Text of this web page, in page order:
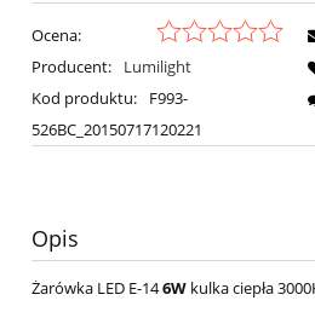
Ocena:
Producent:
Lumilight
Kod produktu:
F993-
526BC_20150717120221
Opis
Żarówka LED E-146W kulka ciepła